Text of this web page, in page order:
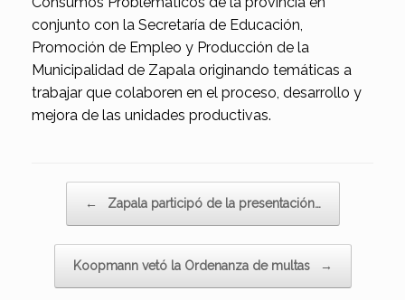
conjunto con la Secretaría de Educación,
Promoción de Empleo y Producción de la
Municipalidad de Zapala originando temáticas a
trabajar que colaboren en el proceso, desarrollo y
mejora de las unidades productivas.
← Zapala participó de la presentación…
Koopmann vetó la Ordenanza de multas →